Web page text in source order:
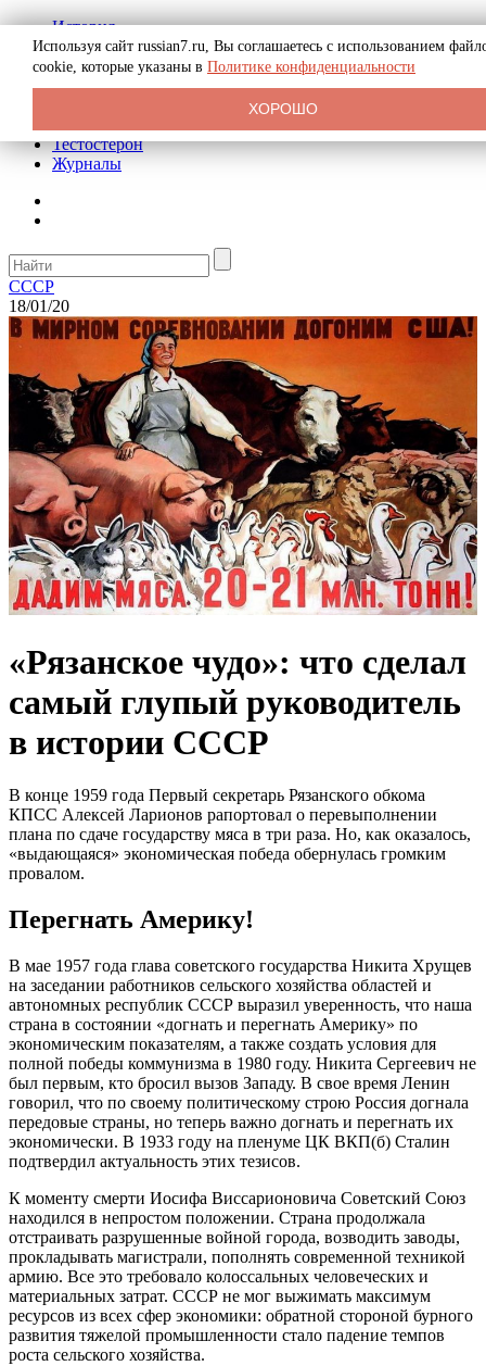
История
Биография
Криминал
Реклама на сайте
Тестостерон
Журналы
СССР
18/01/20
«Рязанское чудо»: что сделал
самый глупый руководитель
в истории СССР
В конце 1959 года Первый секретарь Рязанского обкома
КПСС Алексей Ларионов рапортовал о перевыполнении
плана по сдаче государству мяса в три раза. Но, как оказалось,
«выдающаяся» экономическая победа обернулась громким
провалом.
Перегнать Америку!
В мае 1957 года глава советского государства Никита Хрущев
на заседании работников сельского хозяйства областей и
автономных республик СССР выразил уверенность, что наша
страна в состоянии «догнать и перегнать Америку» по
экономическим показателям, а также создать условия для
полной победы коммунизма в 1980 году. Никита Сергеевич не
был первым, кто бросил вызов Западу. В свое время Ленин
говорил, что по своему политическому строю Россия догнала
передовые страны, но теперь важно догнать и перегнать их
экономически. В 1933 году на пленуме ЦК ВКП(б) Сталин
подтвердил актуальность этих тезисов.
К моменту смерти Иосифа Виссарионовича Советский Союз
находился в непростом положении. Страна продолжала
отстраивать разрушенные войной города, возводить заводы,
прокладывать магистрали, пополнять современной техникой
армию. Все это требовало колоссальных человеческих и
материальных затрат. СССР не мог выжимать максимум
ресурсов из всех сфер экономики: обратной стороной бурного
развития тяжелой промышленности стало падение темпов
роста сельского хозяйства.
Используя сайт russian7.ru, Вы соглашаетесь с использованием
cookie, которые указаны в Политике конфиденциальности
ХОРОШО